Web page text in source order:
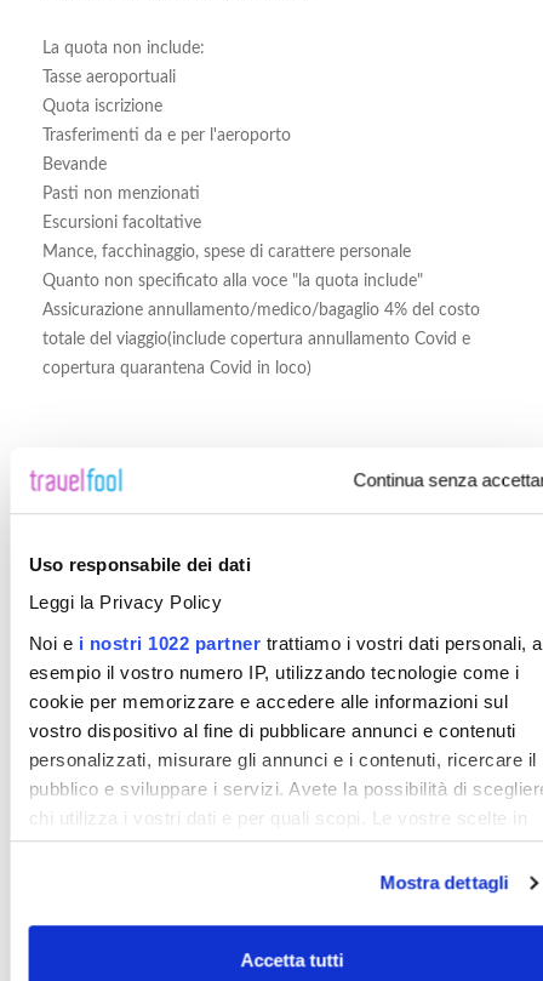
Continua senza
Uso responsabile dei dati
Leggi la Privacy Policy
Noi e i nostri 1022 partnertrattiamo i vostri dati personali,
esempio il vostro numero IP, utilizzando tecnologie come i
cookie per memorizzare e accedere alle informazioni sul
vostro dispositivo al fine di pubblicare annunci e contenuti
personalizzati, misurare gli annunci e i contenuti, ricercare il
pubblico e sviluppare i servizi. Avete la possibilità di
chi utilizza i vostri dati e per quali scopi. Le vostre scelte in
materia di privacy sono applicabili solo su questa proprietà
digitale in cui avete effettuato le vostre scelte. È possibile
momento dalla Dichiarazione sui cookie o facendo clic
sull'icona di attivazione della privacy.
Mostra dettagli
Accetta tutti
La quota non include:
Tasse aeroportuali
Quota iscrizione
Trasferimenti da e per l'aeroporto
Bevande
Pasti non menzionati
Escursioni facoltative
Mance, facchinaggio, spese di carattere personale
Quanto non specificato alla voce "la quota include"
Assicurazione annullamento/medico/bagaglio 4% del costo
totale del viaggio(include copertura annullamento Covid e
copertura quarantena Covid in loco)
Per informazioni & prenotazioni
Tel 011/ 8173798 (multilinee)
web: www.travelastminute.it
www.facebook.com/travelastminute
Note
https://www.travelastminute.it/Polonia/polonia_index/